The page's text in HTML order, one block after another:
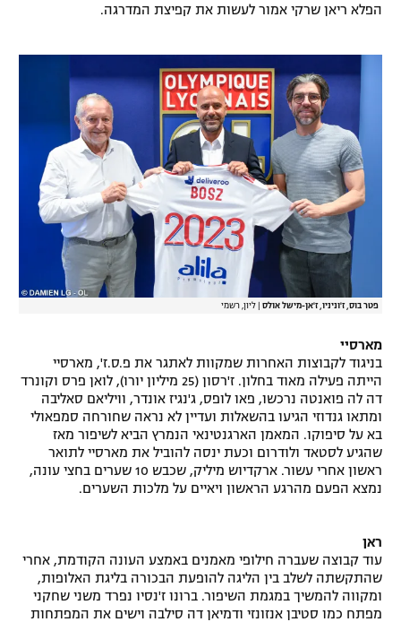
הפלא ריאן שרקי אמור לעשות את קפיצת המדרגה.
פטר בוס, ז'וניניו, ז'אן-מישל אולס ליון, רשמי
מארסיי
בניגוד לקבוצות האחרות שמקוות לאתגר את פ.ס.ז', מארסיי
הייתה פעילה מאוד בחלון. ז'רסון (25 מיליון יורו), לואן פרס וקונרד
דה לה פואנטה נרכשו, פאו לופס, ג'נגיז אונדר, וויליאם סאליבה
ומתאו גנדוזי הגיעו בהשאלות ועדיין לא נראה שחורחה סמפאולי
בא על סיפוקו. המאמן הארגנטינאי הנמרץ הביא לשיפור מאז
שהגיע לסטאד ולודרום וכעת ינסה להוביל את מארסיי לתואר
ראשון אחרי עשור. ארקדיוש מיליק, שכבש 10 שערים בחצי עונה,
נמצא הפעם מהרגע הראשון ויאיים על מלכות השערים.
ראן
עוד קבוצה שעברה חילופי מאמנים באמצע העונה הקודמת, אחרי
שהתקשתה לשלב בין הליגה להופעת הבכורה בליגת האלופות,
ומקווה להמשיך במגמת השיפור. ברונו ז'נסיו נפרד משני שחקני
מפתח כמו סטיבן אנזונזי ודמיאן דה סילבה וישים את המפתחות